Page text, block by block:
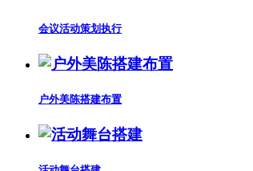
会议活动策划执行
户外美陈搭建布置